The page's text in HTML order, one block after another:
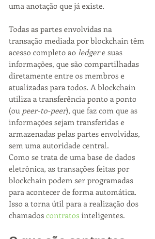
uma anotação que já existe.
Todas as partes envolvidas na
transação mediada por blockchain têm
acesso completo ao ledger e suas
informações, que são compartilhadas
diretamente entre os membros e
atualizadas para todos. A blockchain
utiliza a transferência ponto a ponto
(ou peer-to-peer), que faz com que as
informações sejam transferidas e
armazenadas pelas partes envolvidas,
sem uma autoridade central.
Como se trata de uma base de dados
eletrônica, as transações feitas por
blockchain podem ser programadas
para acontecer de forma automática.
Isso a torna útil para a realização dos
chamados contratos inteligentes.